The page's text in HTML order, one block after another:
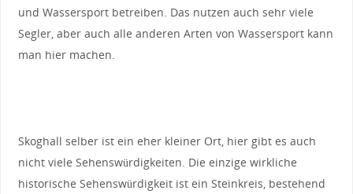
und Wassersport betreiben. Das nutzen auch sehr viele
Segler, aber auch alle anderen Arten von Wassersport kann
man hier machen.
Skoghall selber ist ein eher kleiner Ort, hier gibt es auch
nicht viele Sehenswürdigkeiten. Die einzige wirkliche
historische Sehenswürdigkeit ist ein Steinkreis, bestehend